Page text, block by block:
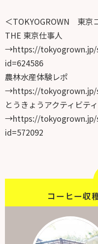
＜TOKYOGROWN 東京
THE 東京仕事人
→https://
id=624586
農林水産体験レポ
→https://
とうきょうアクティビティ
→https://
id=572092
コーヒー収